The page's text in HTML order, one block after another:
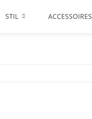
STIL ACCESSOIRES